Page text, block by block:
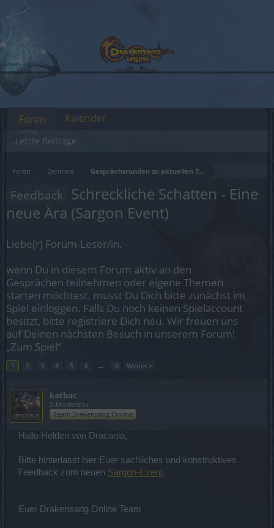
Foren Zentrale Gesprächsrunden zu aktuellen Themen
Feedback Schreckliche Schatten - Eine
neue Ära (Sargon Event)
Liebe(r) Forum-Leser/in,
wenn Du in diesem Forum aktiv an den
Gesprächen teilnehmen oder eigene Themen
starten möchtest, musst Du Dich bitte zunächst im
Spiel einloggen. Falls Du noch keinen Spielaccount
besitzt, bitte registriere Dich neu. Wir freuen uns
auf Deinen nächsten Besuch in unserem Forum!
„Zum Spiel“
1 2 3 4 5 6 → 16 Weiter >
katbac
S-Moderator
Team Drakensang Online
Hallo Helden von Dracania,
Bitte hinterlasst hier Euer sachliches und konstruktives
Feedback zum neuen Sargon-Event.
Euer Drakensang Online Team
Foren
Letzte Beiträge
Kalender